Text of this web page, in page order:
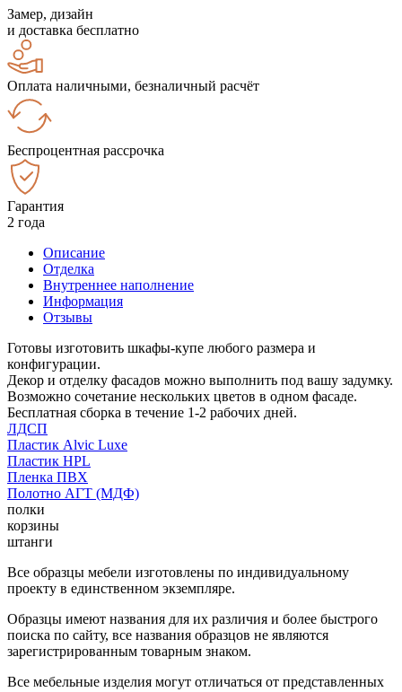
Замер, дизайн
и доставка бесплатно
Оплата наличными, безналичный расчёт
Беспроцентная рассрочка
Гарантия
2 года
Описание
Отделка
Внутреннее наполнение
Информация
Отзывы
Готовы изготовить шкафы-купе любого размера и
конфигурации.
Декор и отделку фасадов можно выполнить под вашу задумку.
Возможно сочетание нескольких цветов в одном фасаде.
Бесплатная сборка в течение 1-2 рабочих дней.
ЛДСП
Пластик Alvic Luxe
Пластик HPL
Пленка ПВХ
Полотно АГТ (МДФ)
полки
корзины
штанги
Все образцы мебели изготовлены по индивидуальному
проекту в единственном экземпляре.
Образцы имеют названия для их различия и более быстрого
поиска по сайту, все названия образцов не являются
зарегистрированным товарным знаком.
Все мебельные изделия могут отличаться от представленных